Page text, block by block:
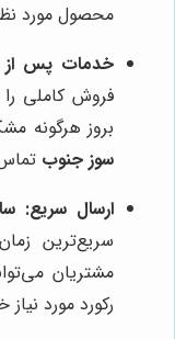
محصول مورد
خدمات پس
فروش کاملی
بروز هرگونه
سوز جنوب
ارسال سریع:
سریع‌ترین
مشتریان
رکورد مورد